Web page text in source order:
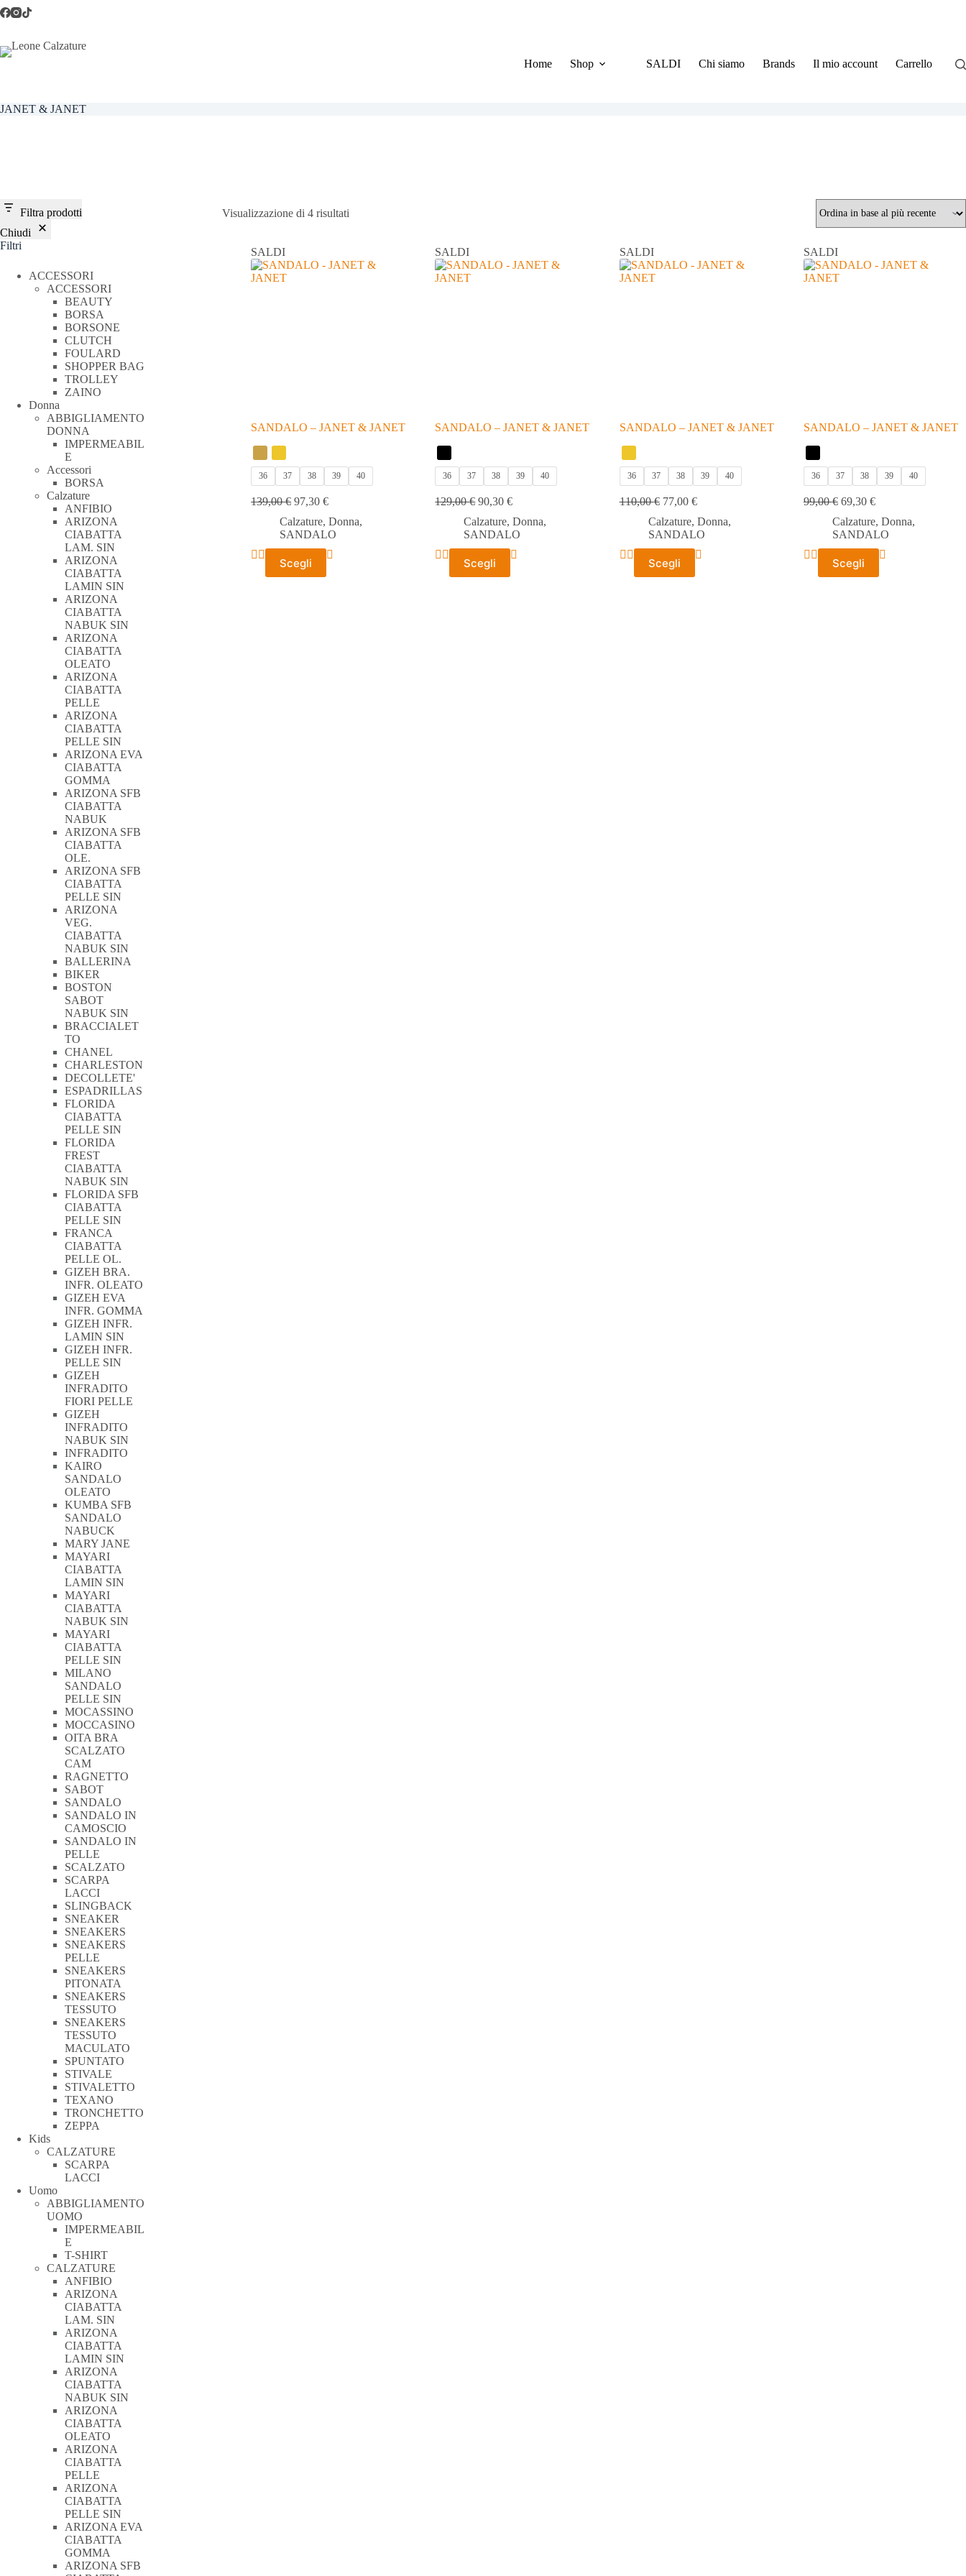
Salta
al
Home Shop SALDI Chi siamo Brands Il mio account Carrello
JANET & JANET
Visualizzazione di 4 risultati
più
SALDI
SANDALO – JANET & JANET
36 37 38 39 40
139,00€ 97,30€
Calzature,Donna,
SANDALO
Scegli
Questo
prodotto
SALDI
SANDALO – JANET & JANET
36 37 38 39 40
129,00€ 90,30€
Calzature,Donna,
SANDALO
Scegli
Questo
prodotto
SALDI
SANDALO – JANET & JANET
36 37 38 39 40
110,00€ 77,00 €
Calzature, Donna,
SANDALO
Scegli
Questo
prodotto
SALDI
SANDALO – JANET & JANET
36 37 38 39 40
99,00€ 69,30 €
Calzature, Donna,
SANDALO
Scegli
Questo
prodotto
Filtra prodotti
Chiudi
Filtri
ACCESSORI
ACCESSORI
BEAUTY
BORSA
BORSONE
CLUTCH
FOULARD
SHOPPER BAG
TROLLEY
ZAINO
Donna
ABBIGLIAMENTO
DONNA
IMPERMEABIL
E
Accessori
BORSA
Calzature
ANFIBIO
ARIZONA
CIABATTA
LAM. SIN
ARIZONA
CIABATTA
LAMIN SIN
ARIZONA
CIABATTA
NABUK SIN
ARIZONA
CIABATTA
OLEATO
ARIZONA
CIABATTA
PELLE
ARIZONA
CIABATTA
PELLE SIN
ARIZONA EVA
CIABATTA
GOMMA
ARIZONA SFB
CIABATTA
NABUK
ARIZONA SFB
CIABATTA
OLE.
ARIZONA SFB
CIABATTA
PELLE SIN
ARIZONA
VEG.
CIABATTA
NABUK SIN
BALLERINA
BIKER
BOSTON
SABOT
NABUK SIN
BRACCIALET
TO
CHANEL
CHARLESTON
DECOLLETE'
ESPADRILLAS
FLORIDA
CIABATTA
PELLE SIN
FLORIDA
FREST
CIABATTA
NABUK SIN
FLORIDA SFB
CIABATTA
PELLE SIN
FRANCA
CIABATTA
PELLE OL.
GIZEH BRA.
INFR. OLEATO
GIZEH EVA
INFR. GOMMA
GIZEH INFR.
LAMIN SIN
GIZEH INFR.
PELLE SIN
GIZEH
INFRADITO
FIORI PELLE
GIZEH
INFRADITO
NABUK SIN
INFRADITO
KAIRO
SANDALO
OLEATO
KUMBA SFB
SANDALO
NABUCK
MARY JANE
MAYARI
CIABATTA
LAMIN SIN
MAYARI
CIABATTA
NABUK SIN
MAYARI
CIABATTA
PELLE SIN
MILANO
SANDALO
PELLE SIN
MOCASSINO
MOCCASINO
OITA BRA
SCALZATO
CAM
RAGNETTO
SABOT
SANDALO
SANDALO IN
CAMOSCIO
SANDALO IN
PELLE
SCALZATO
SCARPA
LACCI
SLINGBACK
SNEAKER
SNEAKERS
SNEAKERS
PELLE
SNEAKERS
PITONATA
SNEAKERS
TESSUTO
SNEAKERS
TESSUTO
MACULATO
SPUNTATO
STIVALE
STIVALETTO
TEXANO
TRONCHETTO
ZEPPA
Kids
CALZATURE
SCARPA
LACCI
Uomo
ABBIGLIAMENTO
UOMO
IMPERMEABIL
E
T-SHIRT
CALZATURE
ANFIBIO
ARIZONA
CIABATTA
LAM. SIN
ARIZONA
CIABATTA
LAMIN SIN
ARIZONA
CIABATTA
NABUK SIN
ARIZONA
CIABATTA
OLEATO
ARIZONA
CIABATTA
PELLE
ARIZONA
CIABATTA
PELLE SIN
ARIZONA EVA
CIABATTA
GOMMA
ARIZONA SFB